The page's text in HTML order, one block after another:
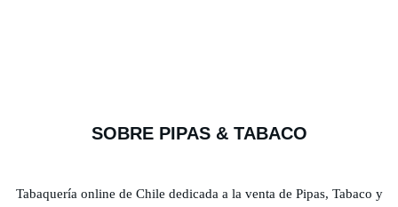
SOBRE PIPAS & TABACO
Tabaquería online de Chile dedicada a la venta de Pipas, Tabaco y